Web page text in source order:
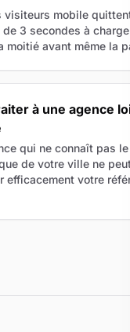
visiteurs mobile
3 secondes à
moitié avant même la
à une agence
qui ne connaît pas
de votre ville ne
efficacement votre